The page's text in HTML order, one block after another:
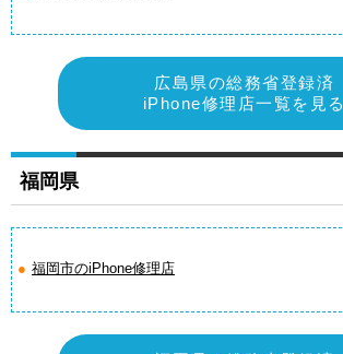
広島県の総務省登録済
iPhone修理店一覧を見る
福岡県
福岡市のiPhone修理店